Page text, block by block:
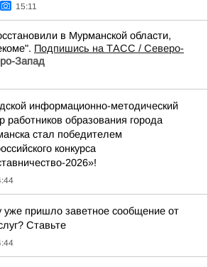
15:11
в Мурманской области,
Подпишись на ТАСС / Северо-
Запад
информационно-методический
работников образования города
стал победителем
конкурса
2026»!
уже пришло заветное сообщение от
Ставьте